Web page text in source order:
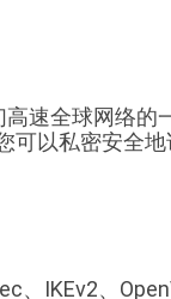
速全球网络的
可以私密安全
、IKEv2、